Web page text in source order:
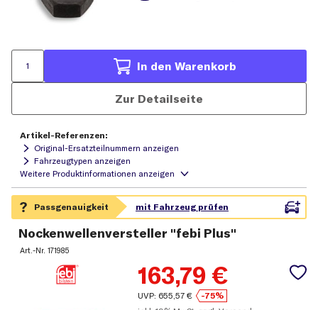
In den Warenkorb
Zur Detailseite
Artikel-Referenzen:
Original-Ersatzteilnummern anzeigen
Fahrzeugtypen anzeigen
Nockenwellenversteller "febi Plus"
Art.-Nr.171985
163,79 €
UVP: 655,57 €
-75%